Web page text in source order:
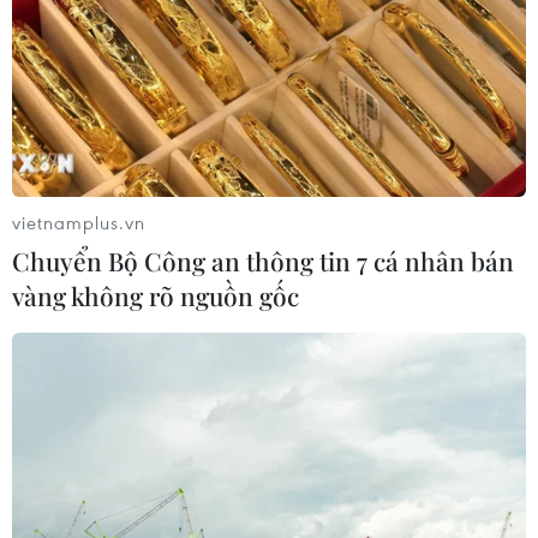
Thống đốc tỉnh Hokkaido bày tỏ sự vui mừng và bất ngờ
khi chuyến bay đầu tiên kín chỗ, chứng tỏ sự quan tâm
của người dân Nhật Bản với Quảng Ninh nói riêng và
Việt Nam nói chung là rất lớn.
vietnamplus.vn
Chuyển Bộ Công an thông tin 7 cá nhân bán
vàng không rõ nguồn gốc